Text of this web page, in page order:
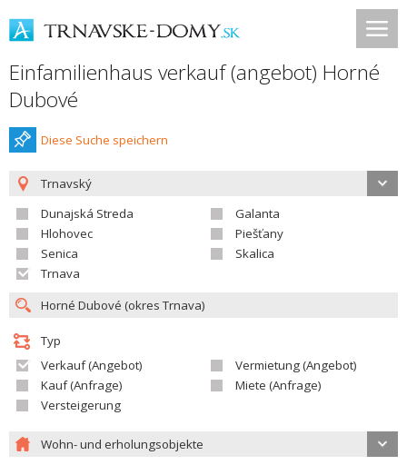
Einfamilienhaus verkauf (angebot) Horné
Dubové
Diese Suche speichern
Trnavský
Dunajská Streda
Galanta
Hlohovec
Piešťany
Senica
Skalica
Trnava
Typ
Verkauf (Angebot)
Vermietung (Angebot)
Kauf (Anfrage)
Miete (Anfrage)
Versteigerung
Wohn- und erholungsobjekte